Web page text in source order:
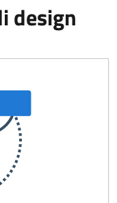
design